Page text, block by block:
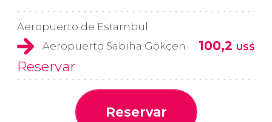
Aeropuerto de Estambul
Aeropuerto Sabiha Gökçen
100,2 US$
Reservar
Reservar